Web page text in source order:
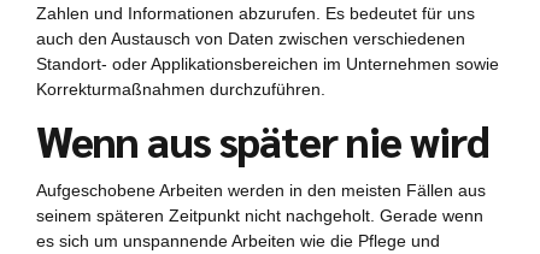
Zahlen und Informationen abzurufen. Es bedeutet für uns
auch den Austausch von Daten zwischen verschiedenen
Standort- oder Applikationsbereichen im Unternehmen sowie
Korrekturmaßnahmen durchzuführen.
Wenn aus später nie wird
Aufgeschobene Arbeiten werden in den meisten Fällen aus
seinem späteren Zeitpunkt nicht nachgeholt. Gerade wenn
es sich um unspannende Arbeiten wie die Pflege und